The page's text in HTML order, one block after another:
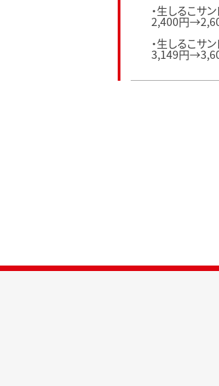
・生しるこサ
2,400円
・生しるこサ
3,149円